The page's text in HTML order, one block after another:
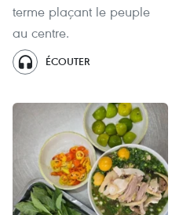
terme plaçant le peuple
au centre.
ÉCOUTER